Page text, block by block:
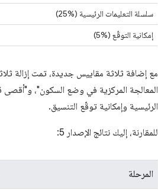
سلسلة التعليمات الرئيسية (‎25%)
إمكانية التوقّع (%5)
مع إضافة ثلاثة مقاييس جديدة، تمت إزالة
الرئيسية وإمكانية توقّع التنسيق.
للمقارنة، إليك نتائج الإصدار 5:
المرحلة